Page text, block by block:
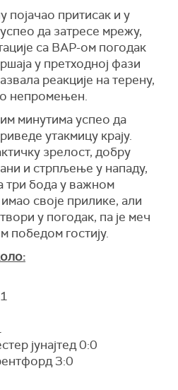
појачао притисак и у
да затресе мрежу,
са ВАР-ом погодак
у претходној фази
реакције на терену,
непромењен.
минутима успео да
утакмицу крају.
зрелост, добру
и стрпљење у нападу,
три бода у важном
своје прилике, али
у погодак, па је меч
победом гостију.
јунајтед 0:0
3:0